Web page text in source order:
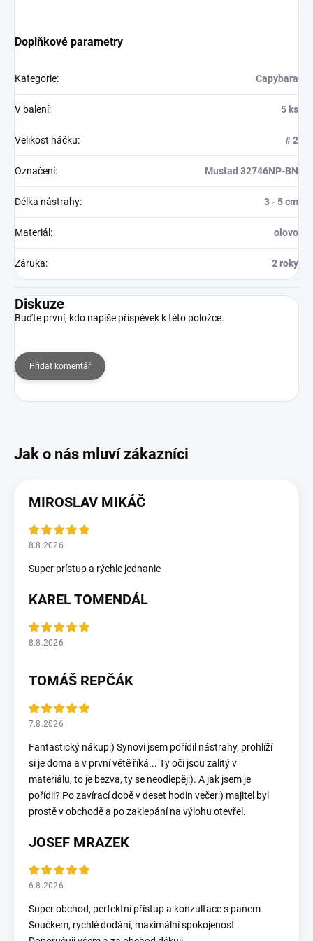
Doplňkové parametry
Kategorie: Capybara
V balení: 5 ks
Velikost háčku: # 2
Označení: Mustad 32746NP-BN
Délka nástrahy: 3 - 5 cm
Materiál : olovo
Záruka: 2 roky
Diskuze
Buďte první, kdo napíše příspěvek k této položce.
Přidat komentář
MIROSLAV MIKÁČ
8.8.2026
Super prístup a rýchle jednanie
KAREL TOMENDÁL
8.8.2026
TOMÁŠ REPČÁK
7.8.2026
Fantastický nákup:) Synovi jsem pořídil nástrahy, prohlíží
si je doma a v první větě říká... Ty oči jsou zalitý v
materiálu, to je bezva, ty se neodlepěj:). A jak jsem je
pořídil? Po zavírací době v deset hodin večer:) majitel byl
prostě v obchodě a po zaklepání na výlohu otevřel.
JOSEF MRAZEK
6.8.2026
Super obchod, perfektní přístup a konzultace s panem
Součkem, rychlé dodání, maximální spokojenost .